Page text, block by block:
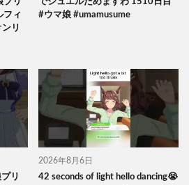
フィ
リ
#ウマ娘 #umamusume
リ
2026年8月6日
42 seconds of light hello dancing😭